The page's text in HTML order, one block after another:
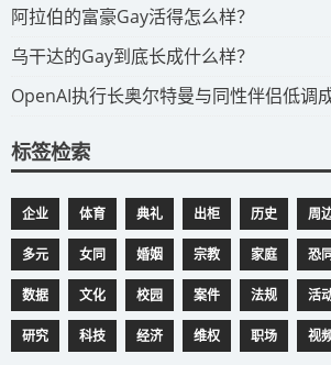
​阿拉伯的富豪Gay活得怎么样？
​乌干达的Gay到底长成什么样？
​OpenAI执行长奥尔特曼与同性伴侣低调
标签检索
企业 体育 典礼 出柜 历史 周
多元 女同 婚姻 宗教 家庭 恐
数据 文化 校园 案件 法规 活
研究 科技 经济 维权 职场 视